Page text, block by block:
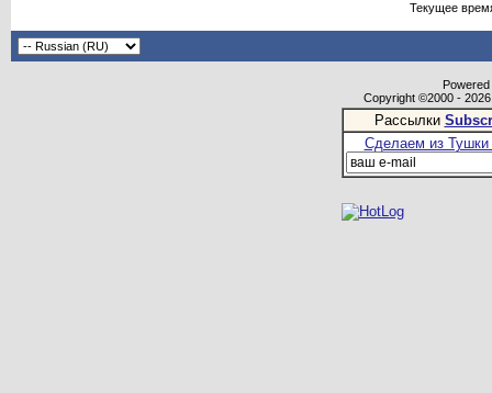
Текущее
Copyright ©2000 -
Рассылки
Сделаем из Тушки